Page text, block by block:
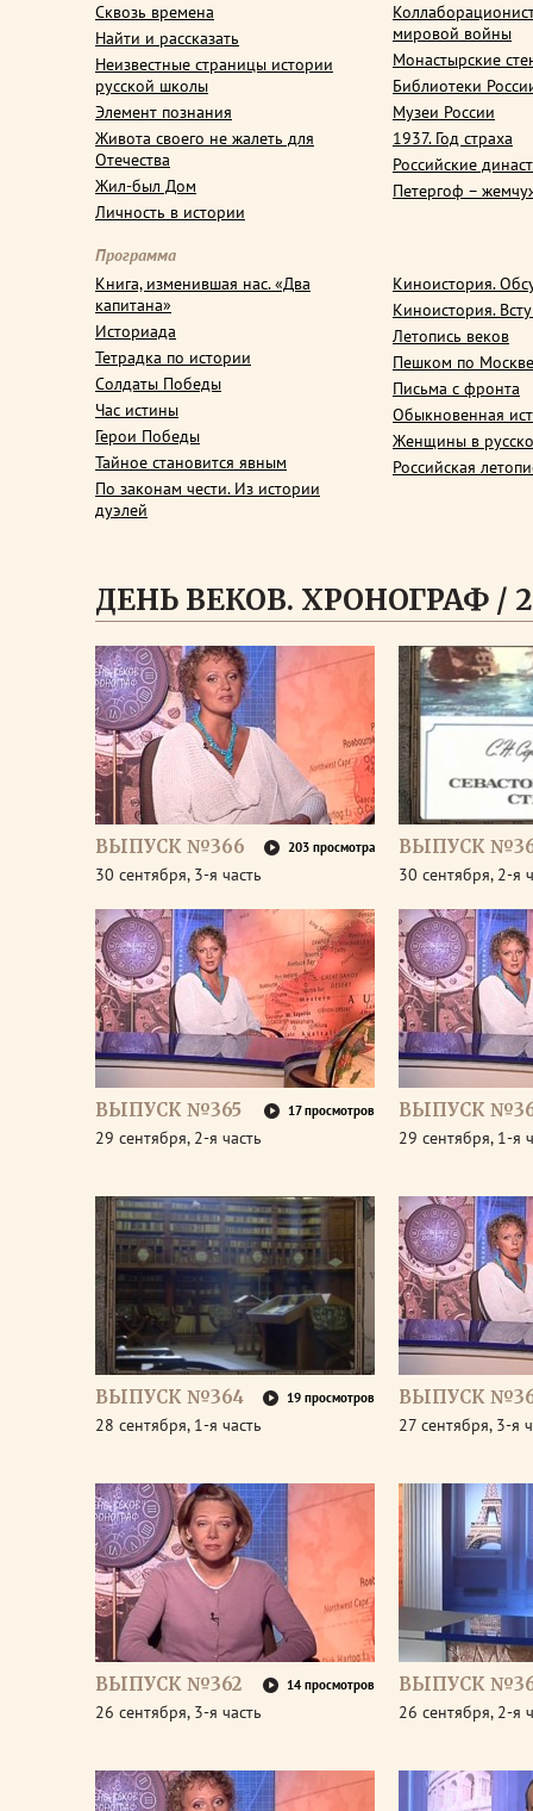
Сквозь времена
Найти и рассказать
Неизвестные страницы истории
русской школы
Элемент познания
Живота своего не жалеть для
Отечества
Жил-был Дом
Личность в истории
мировой войны
Монастырские
Библиотеки
Музеи России
1937. Год страха
Российские
Петергоф –
Программа
Книга, изменившая нас. «Два
капитана»
Историада
Тетрадка по истории
Солдаты Победы
Час истины
Герои Победы
Тайное становится явным
По законам чести. Из истории
дуэлей
Киноистория.
Киноистория.
Летопись веков
Пешком по Москве
Письма с фронта
Обыкновенная
Женщины в
Российская
ДЕНЬ ВЕКОВ. ХРОНОГРАФ /
ВЫПУСК №366 203 просмотра
30 сентября, 3-я часть
ВЫПУСК
30 сентября, 2-я
ВЫПУСК №365 17 просмотров
29 сентября, 2-я часть
ВЫПУСК
29 сентября, 1-я
ВЫПУСК №364 19 просмотров
28 сентября, 1-я часть
ВЫПУСК
27 сентября, 3-я
ВЫПУСК №362 14 просмотров
26 сентября, 3-я часть
ВЫПУСК
26 сентября, 2-я